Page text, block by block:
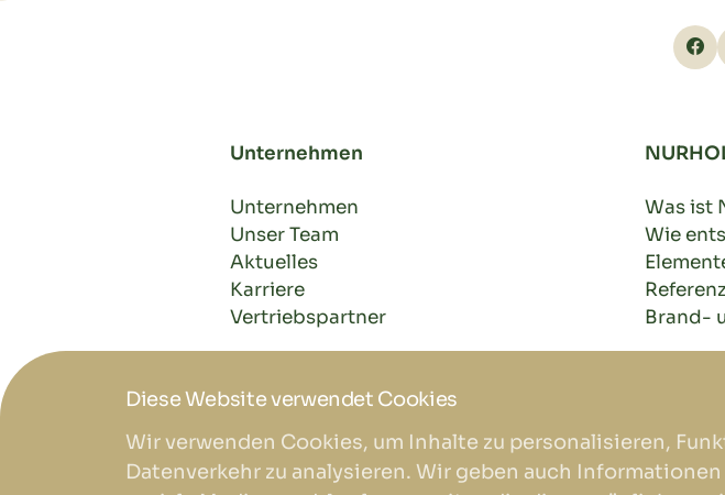
Diese Website verwendet Cookies
Wir verwenden Cookies, um Inhalte zu personalisieren,
Datenverkehr zu analysieren. Wir geben auch
Unternehmen
Unternehmen
Unser Team
Aktuelles
Karriere
Vertriebspartner
Was ist
Wie
Brand-
DE